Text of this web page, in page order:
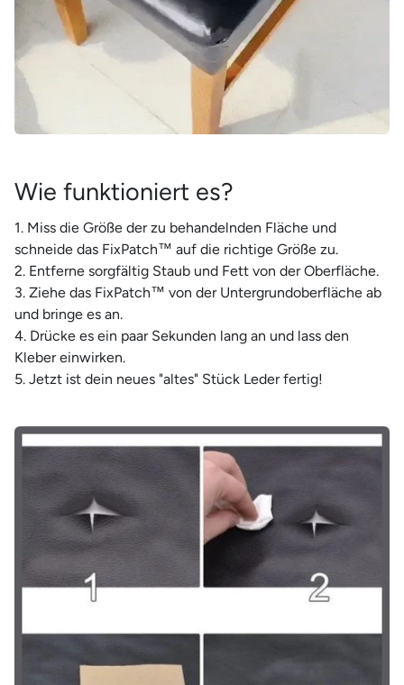
Wie funktioniert es?
Miss die Größe der zu behandelnden Fläche und
schneide das FixPatch™ auf die richtige Größe zu.
Entferne sorgfältig Staub und Fett von der Oberfläche.
Ziehe das FixPatch™ von der Untergrundoberfläche ab
und bringe es an.
Drücke es ein paar Sekunden lang an und lass den
Kleber einwirken.
Jetzt ist dein neues "altes" Stück Leder fertig!